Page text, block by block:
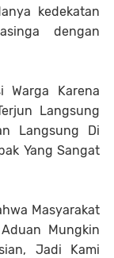
kedekatan
dengan
Warga Karena
Langsung
Langsung Di
Yang Sangat
Masyarakat
Mungkin
Jadi Kami